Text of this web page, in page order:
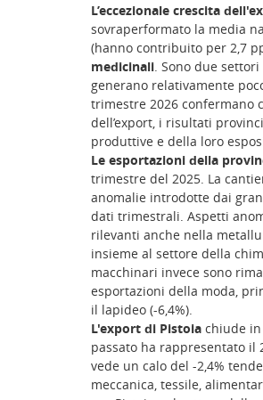
L’eccezionale crescita
sovraperformato la media
(hanno contribuito per 2,7
medicinali. Sono due
generano relativamente
trimestre 2026 confermano
dell’export, i risultati
produttive e della loro
Le esportazioni della
trimestre del 2025. La
anomalie introdotte dai
dati trimestrali. Aspetti
rilevanti anche nella
insieme al settore della
macchinari invece sono
esportazioni della moda,
il lapideo (-6,4%).
L'export di Pistoiachiude in
passato ha rappresentato il
vede un calo del -2,4%
meccanica, tessile,